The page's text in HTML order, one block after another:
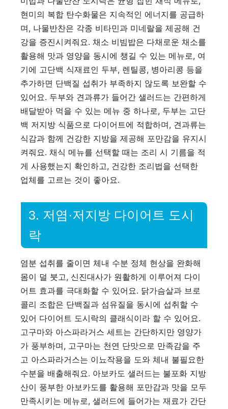
현미의 복합 탄수화물은 지속적인 에너지를 공급하
며, 나물반찬은 각종 비타민과 미네랄을 제공해 건
강을 증진시켜줘요. 채소 비빔밥은 다채로운 채소를
활용해 맛과 영양을 동시에 챙길 수 있는 메뉴로, 여
기에 고단백 식재료인 두부, 렌틸콩, 병아리콩 등을
추가하면 단백질 섭취가 부족하지 않도록 보완할 수
있어요. 두부와 견과류가 들어간 샐러드는 간편하게
배달받아 먹을 수 있는 메뉴 중 하나로, 두부는 고단
백 저지방 식품으로 다이어트에 적합하며, 견과류는
식감과 함께 건강한 지방을 제공해 포만감을 유지시
켜줘요. 채식 메뉴를 선택할 때는 조리 시 기름을 적
게 사용했는지 확인하고, 건강한 조리법을 선택한
업체를 고르는 것이 좋아요.
3. 저염·저지방 다이어트 도시
락
염분 섭취를 줄이면 체내 수분 정체 현상을 완화해
몸이 덜 붓고, 신진대사가 원활하게 이루어져 다이
어트 효과를 극대화할 수 있어요. 닭가슴살과 브로
콜리 조합은 단백질과 섬유질을 동시에 섭취할 수
있어 다이어트 도시락의 클래식이라 할 수 있어요.
고구마와 아스파라거스 세트는 간단하지만 영양가
가 풍부하며, 고구마는 천연 단맛으로 만족감을 주
고 아스파라거스는 이뇨작용을 도와 체내 불필요한
수분을 배출해줘요. 아보카도 샐러드는 불포화 지방
산이 풍부한 아보카도를 활용해 포만감과 맛을 모두
만족시키는 메뉴로, 샐러드에 들어가는 재료가 간단